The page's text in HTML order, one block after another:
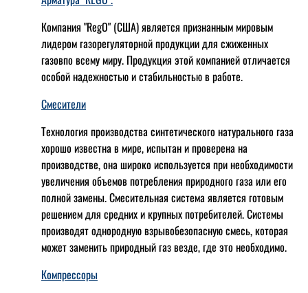
Компания "RegO" (США) является признанным мировым
лидером газорегуляторной продукции для сжиженных
газовпо всему миру. Продукция этой компанией отличается
особой надежностью и стабильностью в работе.
Смесители
Технология производства синтетического натурального газа
хорошо известна в мире, испытан и проверена на
производстве, она широко используется при необходимости
увеличения объемов потребления природного газа или его
полной замены. Смесительная система является готовым
решением для средних и крупных потребителей. Системы
производят однородную взрывобезопасную смесь, которая
может заменить природный газ везде, где это необходимо.
Компрессоры